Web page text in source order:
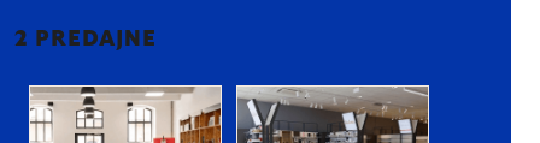
2 PREDAJNE